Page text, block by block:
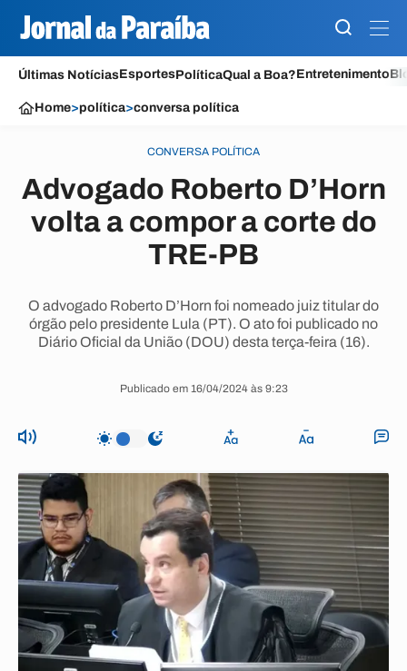
Últimas NotíciasEsportesPolíticaQual a Boa?Entretenimento
Home>política>conversa política
CONVERSA POLÍTICA
Advogado Roberto D’Horn
volta a compor a corte do
TRE-PB
O advogado Roberto D’Horn foi nomeado juiz titular do
órgão pelo presidente Lula (PT). O ato foi publicado no
Diário Oficial da União (DOU) desta terça-feira (16).
Publicado em 16/04/2024 às 9:23